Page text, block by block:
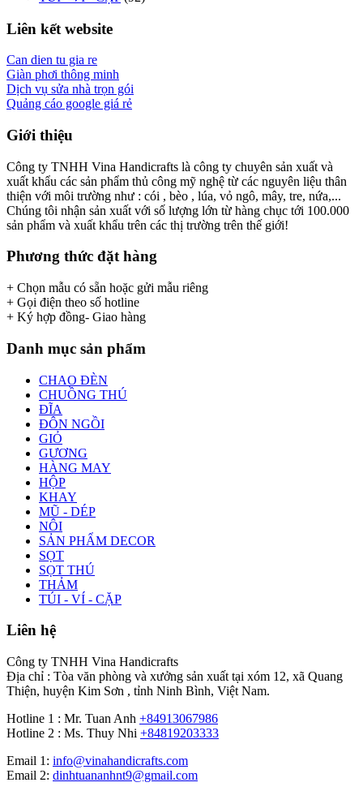
Liên kết website
Can dien tu gia re
Giàn phơi thông minh
Dịch vụ sửa nhà trọn gói
Quảng cáo google giá rẻ
Giới thiệu
Công ty TNHH Vina Handicrafts là công ty chuyên sản xuất và
xuất khẩu các sản phẩm thủ công mỹ nghệ từ các nguyên liệu thân
thiện với môi trường như : cói , bèo , lúa, vỏ ngô, mây, tre, nứa,...
Chúng tôi nhận sản xuất với số lượng lớn từ hàng chục tới 100.000
sản phẩm và xuất khẩu trên các thị trường trên thế giới!
Phương thức đặt hàng
+ Chọn mẫu có sẵn hoặc gửi mẫu riêng
+ Gọi điện theo số hotline
+ Ký hợp đồng- Giao hàng
Danh mục sản phẩm
CHAO ĐÈN
CHUỒNG THÚ
ĐĨA
ĐÔN NGỒI
GIỎ
GƯƠNG
HÀNG MAY
HỘP
KHAY
MŨ - DÉP
NÔI
SẢN PHẨM DECOR
SỌT
SỌT THÚ
THẢM
TÚI - VÍ - CẶP
Liên hệ
Công ty TNHH Vina Handicrafts
Địa chỉ : Tòa văn phòng và xưởng sản xuất tại xóm 12, xã Quang
Thiện, huyện Kim Sơn , tỉnh Ninh Bình, Việt Nam.
Hotline 1 : Mr. Tuan Anh +84913067986
Hotline 2 : Ms. Thuy Nhi +84819203333
Email 1: info@vinahandicrafts.com
Email 2: dinhtuananhnt9@gmail.com